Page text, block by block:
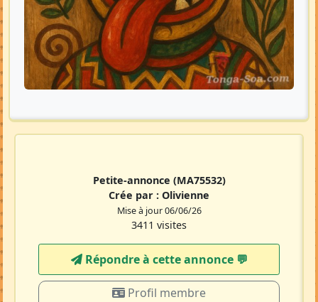
Petite-annonce (MA75532)
Crée par : Olivienne
Mise à jour 06/06/26
3411 visites
Répondre à cette annonce 💬​
Profil membre